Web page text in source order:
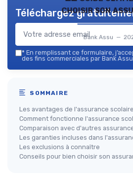
choisir son
Bank Assu —
Téléchargez
* En remplissant ce formulaire,
des fins commerciales par Bank
SOMMAIRE
Les avantages de l'assurance
Comment fonctionne l'assurance
Comparaison avec d'autres
Les garanties incluses dans
Les exclusions à connaître
Conseils pour bien choisir son